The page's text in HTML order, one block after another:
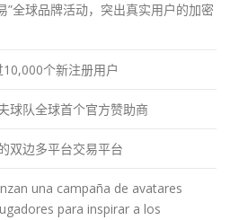
”全球品牌活动，突出真实用户的加密
个新注册用户
球队全球首个官方赞助商
双边多平台交易平台
una campaña de avatares
para inspirar a los